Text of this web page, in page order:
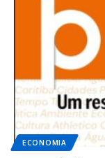
ECONOMIA